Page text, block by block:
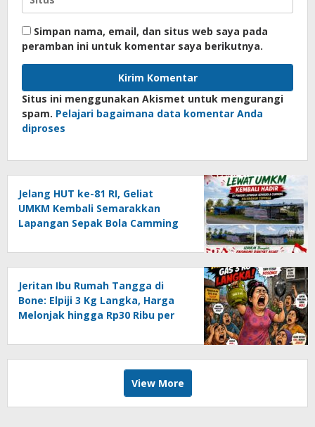
Simpan nama, email, dan situs web saya pada
peramban ini untuk komentar saya berikutnya.
Situs ini menggunakan Akismet untuk mengurangi
spam. Pelajari bagaimana data komentar Anda
diproses
Jelang HUT ke-81 RI, Geliat
UMKM Kembali Semarakkan
Lapangan Sepak Bola Camming
Jeritan Ibu Rumah Tangga di
Bone: Elpiji 3 Kg Langka, Harga
Melonjak hingga Rp30 Ribu per
View More